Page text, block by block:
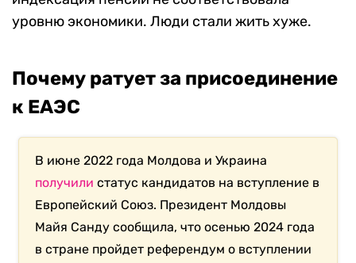
уровню экономики. Люди стали жить хуже.
Почему ратует за присоединение
к ЕАЭС
В июне 2022 года Молдова и Украина
получили статус кандидатов на вступление в
Европейский Союз. Президент Молдовы
Майя Санду сообщила, что осенью 2024 года
в стране пройдет референдум о вступлении